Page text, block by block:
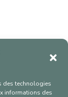
des technologies
informations des